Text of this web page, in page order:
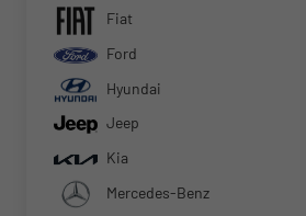
Fiat
Ford
Hyundai
Jeep
Kia
Mercedes-Benz